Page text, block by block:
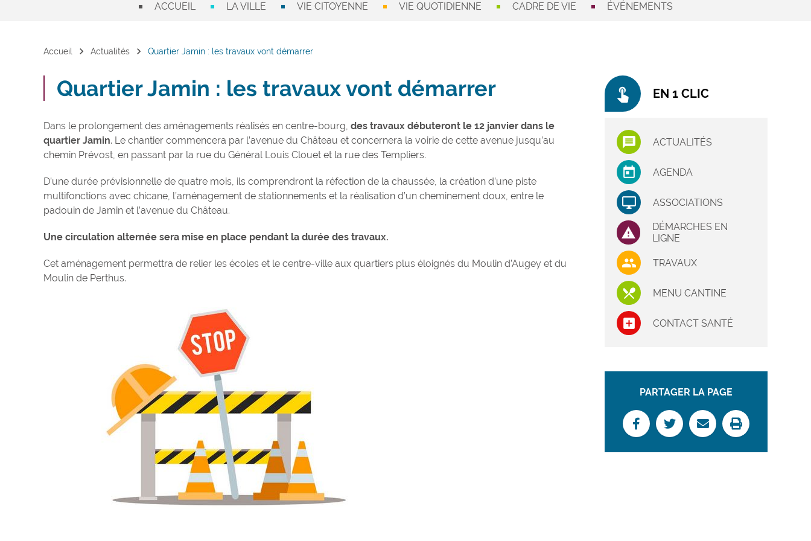
ACCUEIL LA VILLE VIE CITOYENNE VIE QUOTIDIENNE CADRE DE VIE ÉVÉNEMENTS
Accueil chevron_right Actualités chevron_right Quartier Jamin : les travaux vont démarrer
Quartier Jamin : les travaux vont démarrer
Dans le prolongement des aménagements réalisés en centre-bourg, des travaux débuteront le 12 janvier dans le
quartier Jamin. Le chantier commencera par l’avenue du Château et concernera la voirie de cette avenue jusqu’au
chemin Prévost, en passant par la rue du Général Louis Clouet et la rue des Templiers.
D’une durée prévisionnelle de quatre mois, ils comprendront la réfection de la chaussée, la création d’une piste
multifonctions avec chicane, l’aménagement de stationnements et la réalisation d’un cheminement doux, entre le
padouin de Jamin et l’avenue du Château.
Une circulation alternée sera mise en place pendant la durée des travaux.
Cet aménagement permettra de relier les écoles et le centre-ville aux quartiers plus éloignés du Moulin d’Augey et du
Moulin de Perthus.
touch_app EN 1 CLIC
ACTUALITÉS
AGENDA
ASSOCIATIONS
DÉMARCHES EN
LIGNE
TRAVAUX
MENU CANTINE
CONTACT SANTÉ
PARTAGER LA PAGE